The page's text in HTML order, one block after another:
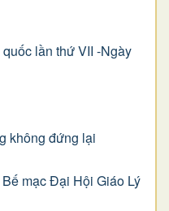
lần thứ VII -Ngày
không đứng lại
mạc Đại Hội Giáo Lý